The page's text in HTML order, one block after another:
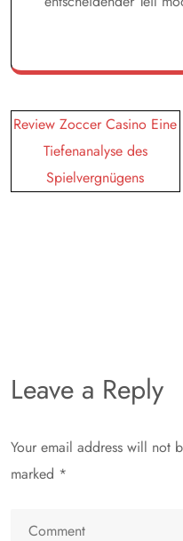
Post
navigation
Review Zoccer Casino Eine
Tiefenanalyse des
Spielvergnügens
Leave a Reply
Your email address will not
marked *